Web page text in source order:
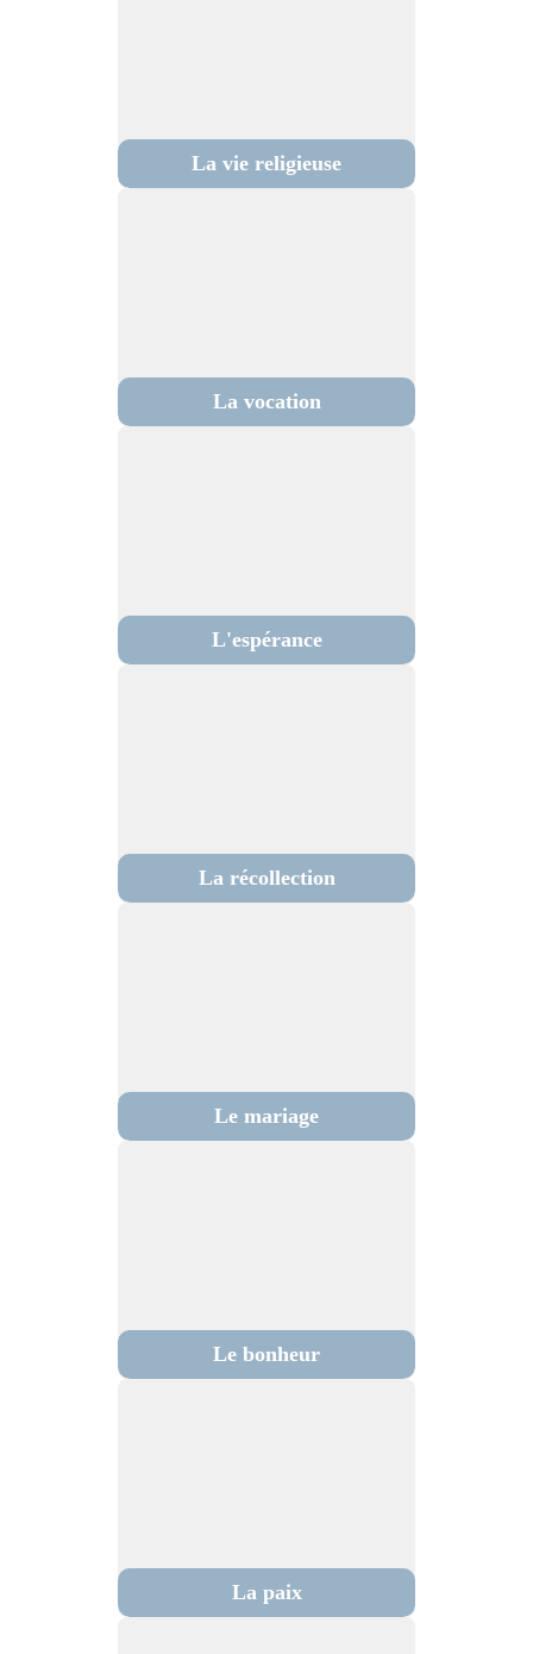
La vie religieuse
La vocation
L'espérance
La récollection
Le mariage
Le bonheur
La paix